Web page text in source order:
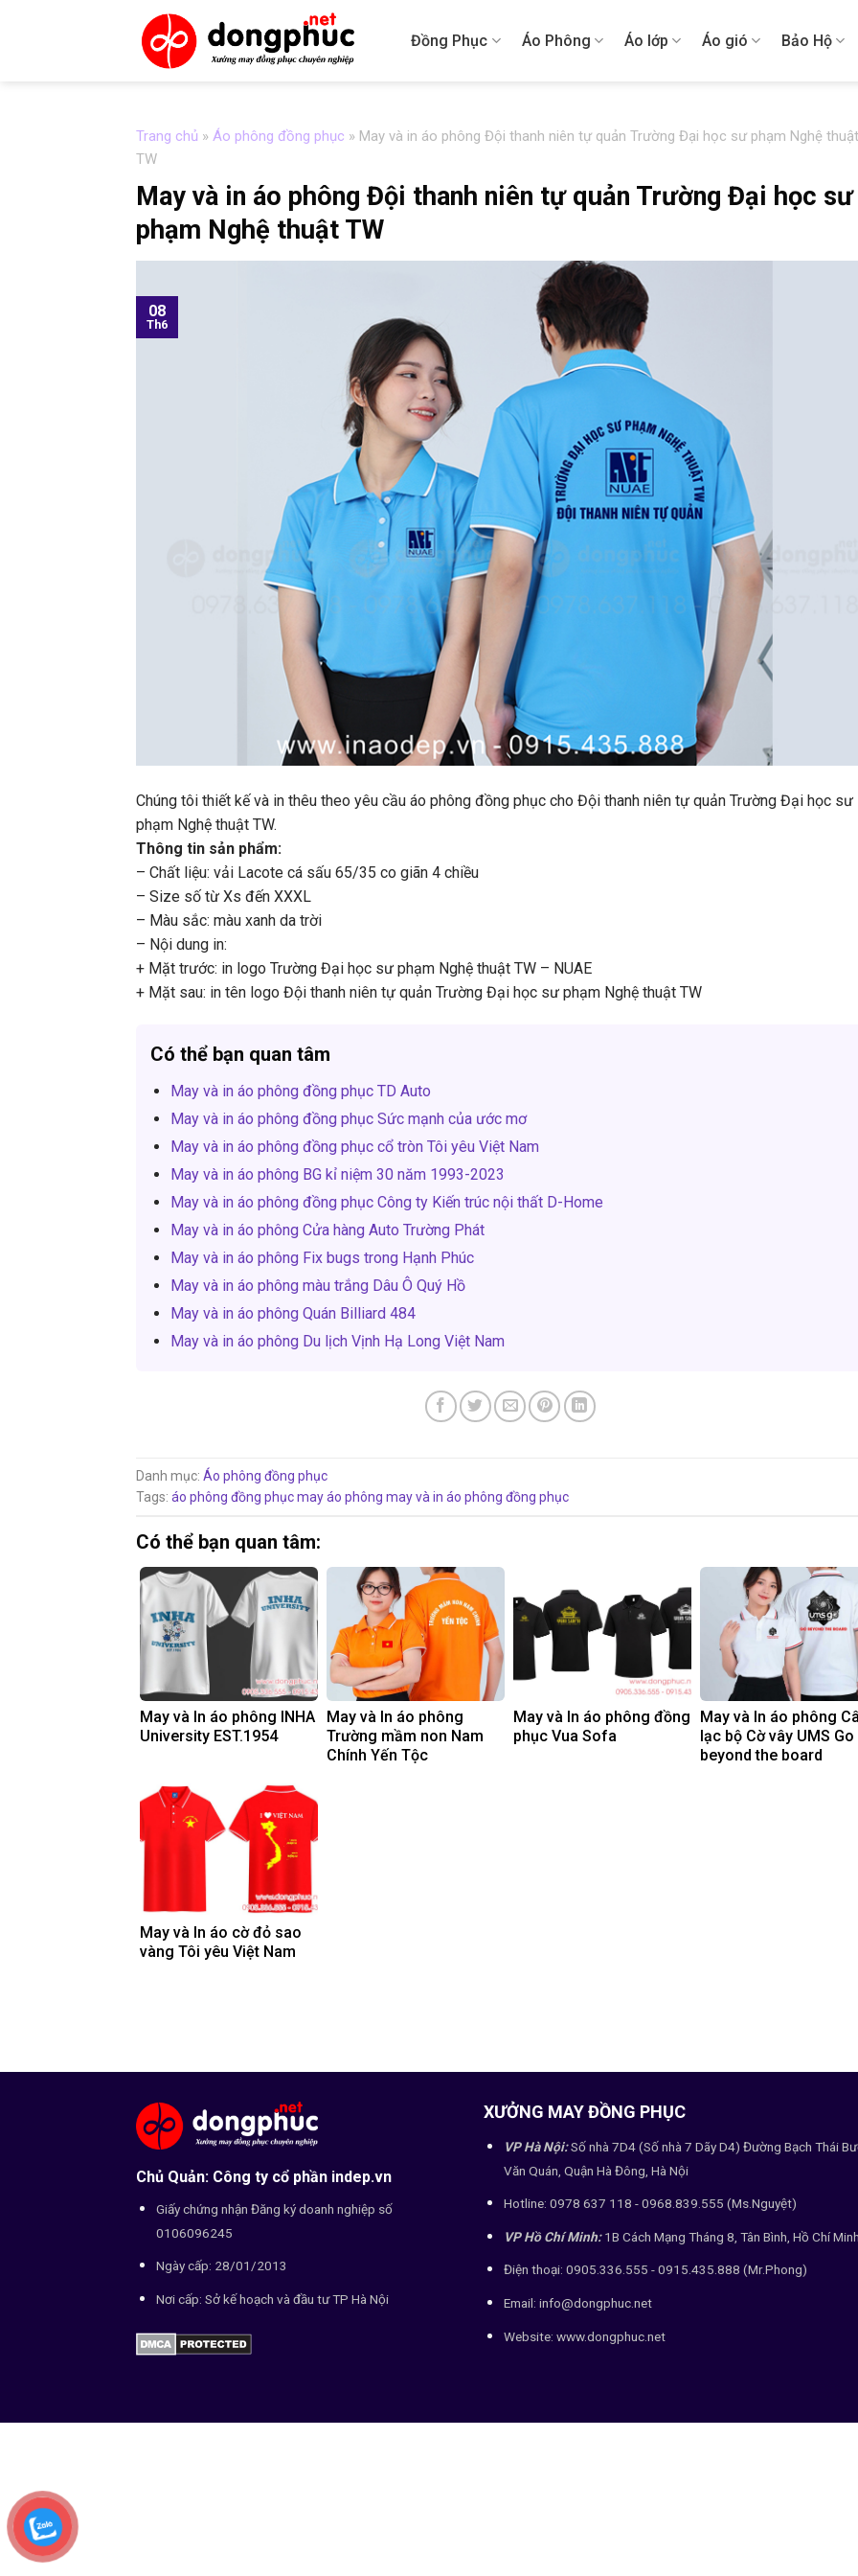
Đồng Phục Áo Phông Áo lớp Áo gió Bảo Hộ
Trang chủ » Áo phông đồng phục » May và in áo phông Đội thanh niên tự quản Trường Đại học sư phạm Nghệ thuật
TW
May và in áo phông Đội thanh niên tự quản Trường Đại học sư
phạm Nghệ thuật TW
08
Th6
Chúng tôi thiết kế và in thêu theo yêu cầu áo phông đồng phục cho Đội thanh niên tự quản Trường Đại học sư
phạm Nghệ thuật TW.
Thông tin sản phẩm:
– Chất liệu: vải Lacote cá sấu 65/35 co giãn 4 chiều
– Size số từ Xs đến XXXL
– Màu sắc: màu xanh da trời
– Nội dung in:
+ Mặt trước: in logo Trường Đại học sư phạm Nghệ thuật TW – NUAE
+ Mặt sau: in tên logo Đội thanh niên tự quản Trường Đại học sư phạm Nghệ thuật TW
Có thể bạn quan tâm
May và in áo phông đồng phục TD Auto
May và in áo phông đồng phục Sức mạnh của ước mơ
May và in áo phông đồng phục cổ tròn Tôi yêu Việt Nam
May và in áo phông BG kỉ niệm 30 năm 1993-2023
May và in áo phông đồng phục Công ty Kiến trúc nội thất D-Home
May và in áo phông Cửa hàng Auto Trường Phát
May và in áo phông Fix bugs trong Hạnh Phúc
May và in áo phông màu trắng Dâu Ô Quý Hồ
May và in áo phông Quán Billiard 484
May và in áo phông Du lịch Vịnh Hạ Long Việt Nam
Danh mục: Áo phông đồng phục
Tags: áo phông đồng phụcmay áo phông may và in áo phông đồng phục
Có thể bạn quan tâm:
May và In áo phông INHA
University EST.1954
May và In áo phông
Trường mầm non Nam
Chính Yến Tộc
May và In áo phông đồng
phục Vua Sofa
May và In áo phông
lạc bộ Cờ vây UMS Go
beyond the board
May và In áo cờ đỏ sao
vàng Tôi yêu Việt Nam
Chủ Quản: Công ty cổ phần indep.vn
Giấy chứng nhận Đăng ký doanh nghiệp số
0106096245
Ngày cấp: 28/01/2013
Nơi cấp: Sở kế hoạch và đầu tư TP Hà Nội
XƯỞNG MAY ĐỒNG PHỤC
VP Hà Nội:Số nhà 7D4 (Số nhà 7 Dãy D4) Đường Bạch Thái
Văn Quán, Quận Hà Đông, Hà Nội
Hotline: 0978 637 118 - 0968.839.555 (Ms.Nguyệt)
VP Hồ Chí Minh:1B Cách Mạng Tháng 8, Tân Bình, Hồ Chí
Điện thoại: 0905.336.555 - 0915.435.888 (Mr.Phong)
Email: info@dongphuc.net
Website:www.dongphuc.net